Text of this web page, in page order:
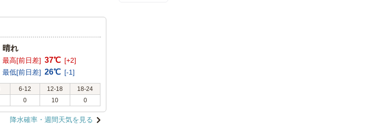
晴れ
最高[前日差] 37℃ [+2]
最低[前日差] 26℃ [-1]
6-12 12-18
18-24
0 10 0
降水確率・週間天気を見る